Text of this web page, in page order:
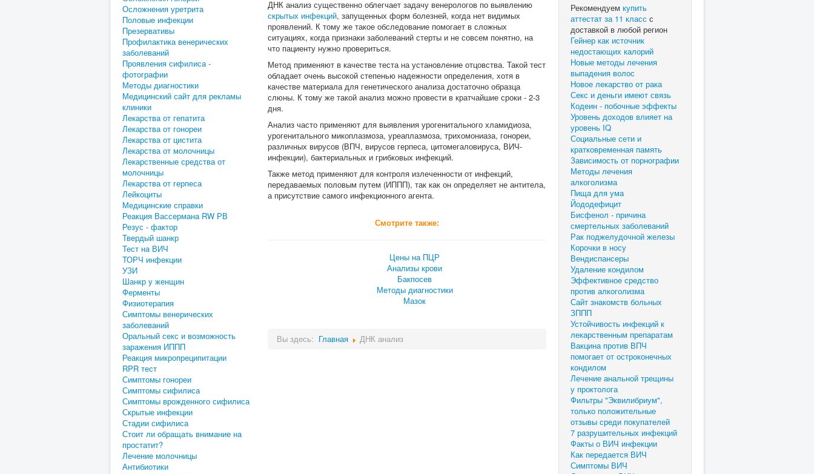
Осложнения уретрита
Половые инфекции
Презервативы
Профилактика венерических
заболеваний
Проявления сифилиса -
фотографии
Методы диагностики
Медицинский сайт для рекламы
клиники
Лекарства от гепатита
Лекарства от гонореи
Лекарства от цистита
Лекарства от молочницы
Лекарственные средства от
молочницы
Лекарства от герпеса
Лейкоциты
Медицинские справки
Реакция Вассермана RW РВ
Резус - фактор
Твердый шанкр
Тест на ВИЧ
ТОРЧ инфекции
УЗИ
Шанкр у женщин
Ферменты
Физиотерапия
Симптомы венерических
заболеваний
Оральный секс и возможность
заражения ИППП
Реакция микропреципитации
RPR тест
Симптомы гонореи
Симптомы сифилиса
Симптомы врожденного сифилиса
Скрытые инфекции
Стадии сифилиса
Стоит ли обращать внимание на
простатит?
Лечение молочницы
Антибиотики
ДНК анализ существенно облегчает задачу венерологов по выявлению
скрытых инфекций, запущенных форм болезней, когда нет видимых
проявлений. К тому же такое обследование помогает в сложных
ситуациях, когда признаки заболеваний стерты и не совсем понятно, на
что пациенту нужно провериться.
Метод применяют в качестве теста на установление отцовства. Такой тест
обладает очень высокой степенью надежности определения, хотя в
качестве материала для генетического анализа достаточно образца
слюны. К тому же такой анализ можно провести в кратчайшие сроки - 2-3
дня.
Анализ часто применяют для выявления урогенитального хламидиоза,
урогенитального микоплазмоза, уреаплазмоза, трихомониаза, гонореи,
различных вирусов (ВПЧ, вирусов герпеса, цитомегаловируса, ВИЧ-
инфекции), бактериальных и грибковых инфекций.
Также метод применяют для контроля излеченности от инфекций,
передаваемых половым путем (ИППП), так как он определяет не антитела,
а присутствие самого инфекционного агента.
Смотрите также:
Цены на ПЦР
Анализы крови
Бакпосев
Методы диагностики
Мазок
Вы здесь: Главная ДНК анализ
Рекомендуем купить
аттестат за 11 класс с
доставкой в любой регион
Гейнер как источник
недостающих калорий
Новые методы лечения
выпадения волос
Новое лекарство от рака
Секс и деньги имеют связь
Кодеин - побочные эффекты
Уровень доходов влияет на
уровень IQ
Социальные сети и
кратковременная память
Зависимость от порнографии
Методы лечения
алкоголизма
Пища для ума
Йододефицит
Бисфенол - причина
смертельных заболеваний
Рак поджелудочной железы
Корочки в носу
Вендиспансеры
Удаление кондилом
Эффективное средство
против алкоголизма
Сайт знакомств больных
ЗППП
Устойчивость инфекций к
лекарственным препаратам
Вакцина против ВПЧ
помогает от остроконечных
кондилом
Лечение анальной трещины
у проктолога
Фильтры "Эквилибриум",
только положительные
отзывы среди покупателей
7 разрушительных инфекций
Факты о ВИЧ инфекции
Как передается ВИЧ
Симптомы ВИЧ